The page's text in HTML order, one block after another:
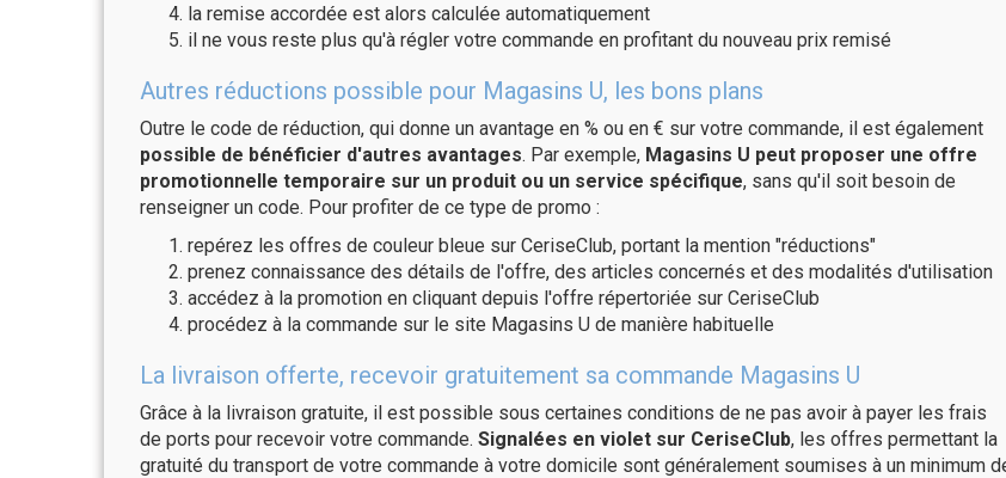
la remise accordée est alors calculée automatiquement
il ne vous reste plus qu'à régler votre commande en profitant du nouveau prix remisé
Autres réductions possible pour Magasins U, les bons plans
Outre le code de réduction, qui donne un avantage en % ou en € sur votre commande, il est également
possible de bénéficier d'autres avantages. Par exemple, Magasins U peut proposer une offre
promotionnelle temporaire sur un produit ou un service spécifique, sans qu'il soit besoin de
renseigner un code. Pour profiter de ce type de promo :
repérez les offres de couleur bleue sur CeriseClub, portant la mention "réductions"
prenez connaissance des détails de l'offre, des articles concernés et des modalités d'utilisation
accédez à la promotion en cliquant depuis l'offre répertoriée sur CeriseClub
procédez à la commande sur le site Magasins U de manière habituelle
La livraison offerte, recevoir gratuitement sa commande Magasins U
Grâce à la livraison gratuite, il est possible sous certaines conditions de ne pas avoir à payer les frais
de ports pour recevoir votre commande. Signalées en violet sur CeriseClub, les offres permettant la
gratuité du transport de votre commande à votre domicile sont généralement soumises à un minimum